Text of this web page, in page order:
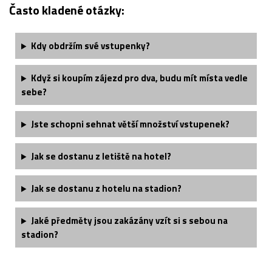
Často kladené otázky:
Kdy obdržím své vstupenky?
Když si koupím zájezd pro dva, budu mít místa vedle
sebe?
Jste schopni sehnat větší množství vstupenek?
Jak se dostanu z letiště na hotel?
Jak se dostanu z hotelu na stadion?
Jaké předměty jsou zakázány vzít si s sebou na
stadion?